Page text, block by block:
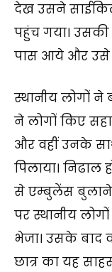
देख उसने
पहुंच गया।
पास आये और उसे
स्थानीय लोगों ने
ने लोगों किए
और वहीं उनके
पिलाया। निढाल
से एम्बुलेंस
पर स्थानीय
भेजा। उसके बाद
छात्र का यह